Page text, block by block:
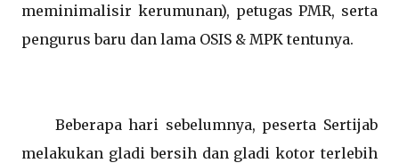
meminimalisir kerumunan), petugas PMR, serta
pengurus baru dan lama OSIS & MPK tentunya.
Beberapa hari sebelumnya, peserta Sertijab
melakukan gladi bersih dan gladi kotor terlebih